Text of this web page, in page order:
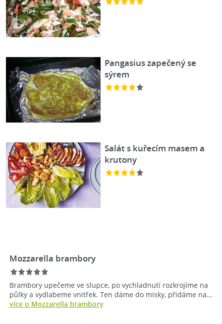
Pangasius zapečený se
sýrem
Salát s kuřecím masem a
krutony
Mozzarella brambory
Brambory upečeme ve slupce, po vychladnutí rozkrojíme na
půlky a vydlabeme vnitřek. Ten dáme do misky, přidáme na…
více o Mozzarella brambory